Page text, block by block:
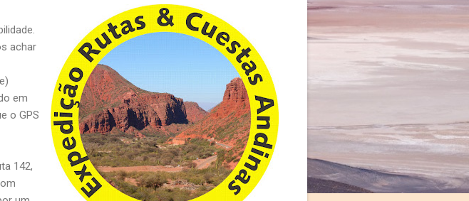
achar
em
o GPS
142,